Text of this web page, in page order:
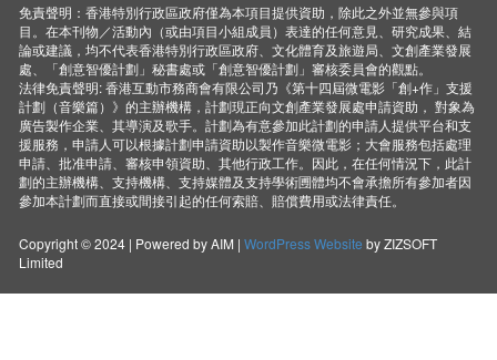
免責聲明：香港特別行政區政府僅為本項目提供資助，除此之外並無參與項
目。在本刊物／活動內（或由項目小組成員）表達的任何意見、研究成果、結
論或建議，均不代表香港特別行政區政府、文化體育及旅遊局、文創產業發展
處、「創意智優計劃」秘書處或「創意智優計劃」審核委員會的觀點。
法律免責聲明: 香港互動市務商會有限公司乃《第十四屆微電影「創+作」支援
計劃（音樂篇）》的主辦機構，計劃現正向文創產業發展處申請資助， 對象為
廣告製作企業、其導演及歌手。計劃為有意參加此計劃的申請人提供平台和支
援服務，申請人可以根據計劃申請資助以製作音樂微電影；大會服務包括處理
申請、批准申請、審核申領資助、其他行政工作。因此，在任何情況下，此計
劃的主辦機構、支持機構、支持媒體及支持學術圑體均不會承擔所有參加者因
參加本計劃而直接或間接引起的任何索賠、賠償費用或法律責任。
Copyright © 2024 | Powered by AIM |WordPress Website by ZIZSOFT
Limited